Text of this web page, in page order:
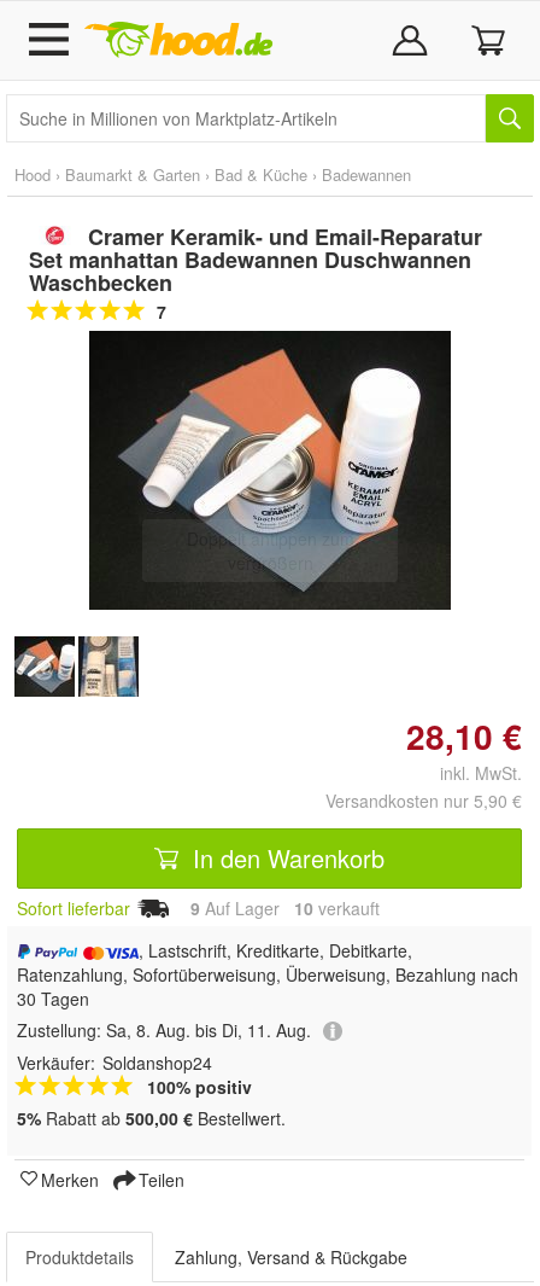
Hood › Baumarkt & Garten › Bad & Küche › Badewannen
Cramer Keramik- und Email-Reparatur
Set manhattan Badewannen Duschwannen
Waschbecken
7
Doppelt antippen zum
vergrößern
28,10 €
inkl. MwSt.
Versandkosten nur 5,90 €
In den Warenkorb
Sofort lieferbar 9 Auf Lager 10 verkauft
, Lastschrift, Kreditkarte, Debitkarte,
Ratenzahlung, Sofortüberweisung, Überweisung, Bezahlung nach
30 Tagen
Zustellung: Sa, 8. Aug. bis Di, 11. Aug.
Verkäufer: Soldanshop24
100% positiv
5% Rabatt ab 500,00 € Bestellwert.
Merken Teilen
Produktdetails Zahlung, Versand & Rückgabe